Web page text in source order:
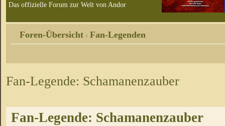
Das offizielle Forum zur Welt von Andor
Foren-Übersicht ‹ Fan-Legenden
Fan-Legende: Schamanenzauber
Fan-Legende: Schamanenzauber